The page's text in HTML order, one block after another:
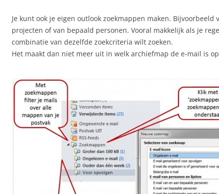
Je kunt ook je eigen outlook zoekmappen maken. Bijvoorbeeld
projecten of van bepaald personen. Vooral makkelijk als je
combinatie van dezelfde zoekcriteria wilt zoeken.
Het maakt dan niet meer uit in welk archiefmap de e-mail is